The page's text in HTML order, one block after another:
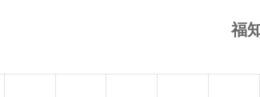
1,500万円 石原(京都)